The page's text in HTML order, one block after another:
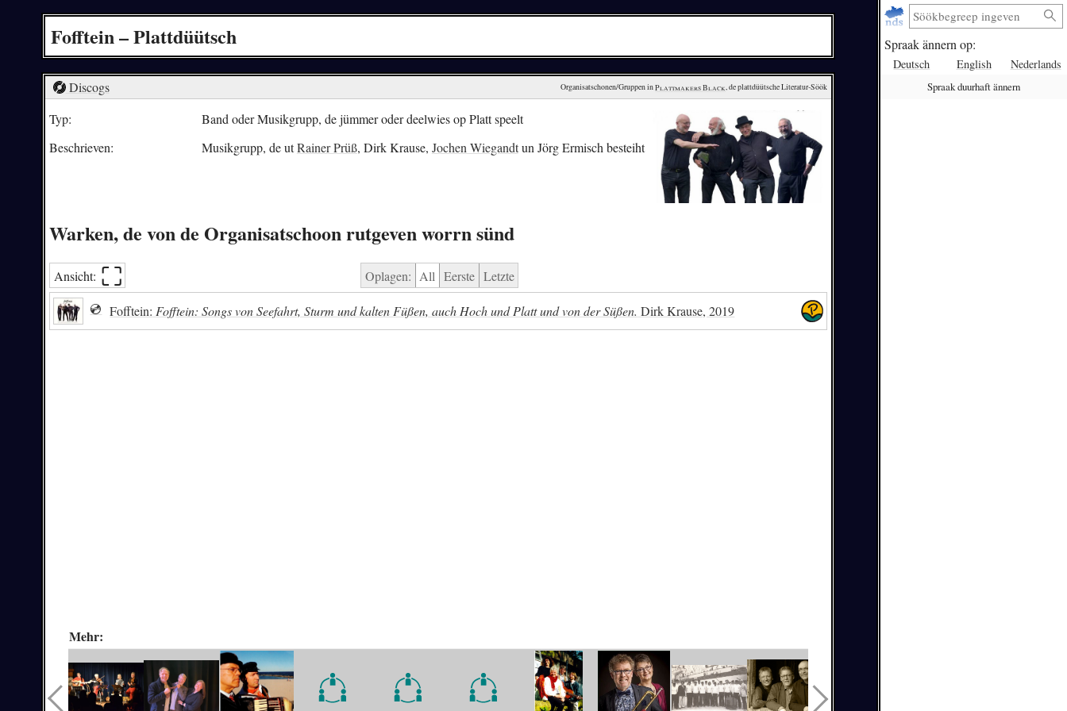
Spraak ännern op:
Deutsch English Nederlands
Spraak duurhaft ännern
Fofftein – Plattdüütsch
Discogs Organisatschonen/Gruppen in Plattmakers Black, de plattdüütsche Literatur-Söök
Typ:
Band oder Musikgrupp, de jümmer oder deelwies op Platt speelt
Beschrieven:
Musikgrupp, de utRainer Prüß, Dirk Krause, Jochen Wiegandtun Jörg Ermisch besteiht
Warken, de von de Organisatschoon rutgeven worrn sünd
Ansicht: ⛶︎ Oplagen: All Eerste Letzte
💿 Fofftein: Fofftein: Songs von Seefahrt, Sturm und kalten Füßen, auch Hoch und Platt und von der Süßen. Dirk Krause, 2019
Mehr: